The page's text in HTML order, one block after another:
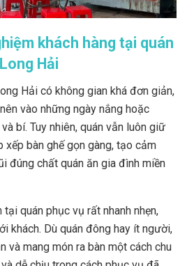
khách hàng tại quán
Hải
Hải có không gian khá đơn giản,
vào những ngày nắng hoặc
bí. Tuy nhiên, quán vẫn luôn giữ
bàn ghế gọn gàng, tạo cảm
đúng chất quán ăn gia đình miền
quán phục vụ rất nhanh nhẹn,
khách. Dù quán đông hay ít người,
và mang món ra bàn một cách chu